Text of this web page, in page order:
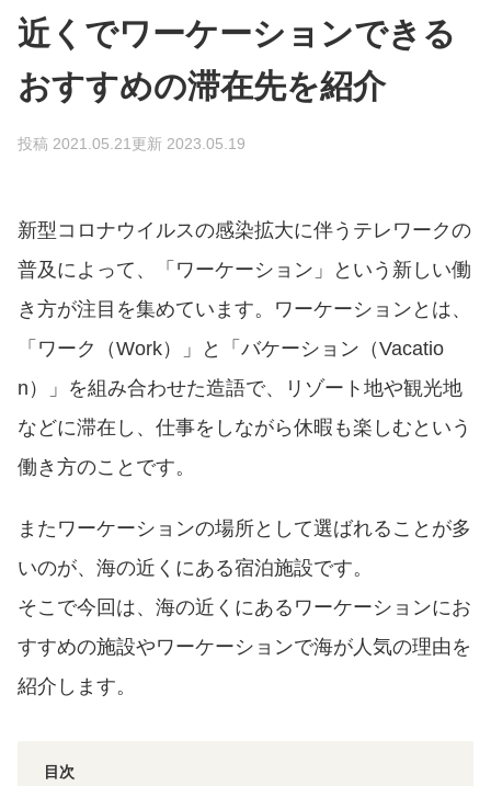
近くでワーケーションできる
おすすめの滞在先を紹介
投稿 2021.05.21 更新 2023.05.19
新型コロナウイルスの感染拡大に伴うテレワークの
普及によって、「ワーケーション」という新しい働
き方が注目を集めています。ワーケーションとは、
「ワーク（Work）」と「バケーション（Vacatio
n）」を組み合わせた造語で、リゾート地や観光地
などに滞在し、仕事をしながら休暇も楽しむという
働き方のことです。
またワーケーションの場所として選ばれることが多
いのが、海の近くにある宿泊施設です。
そこで今回は、海の近くにあるワーケーションにお
すすめの施設やワーケーションで海が人気の理由を
紹介します。
目次